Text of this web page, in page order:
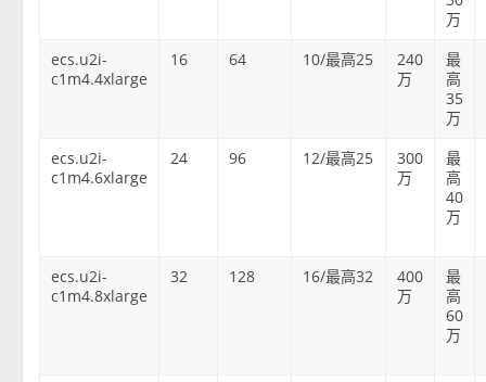
万
ecs.u2i-
c1m4.4xlarge
16 64 10/最高25
240
万
最
高
35
万
ecs.u2i-
c1m4.6xlarge
24 96 12/最高25
300
万
最
高
40
万
ecs.u2i-
c1m4.8xlarge
32 128 16/最高32
400
万
最
高
60
万